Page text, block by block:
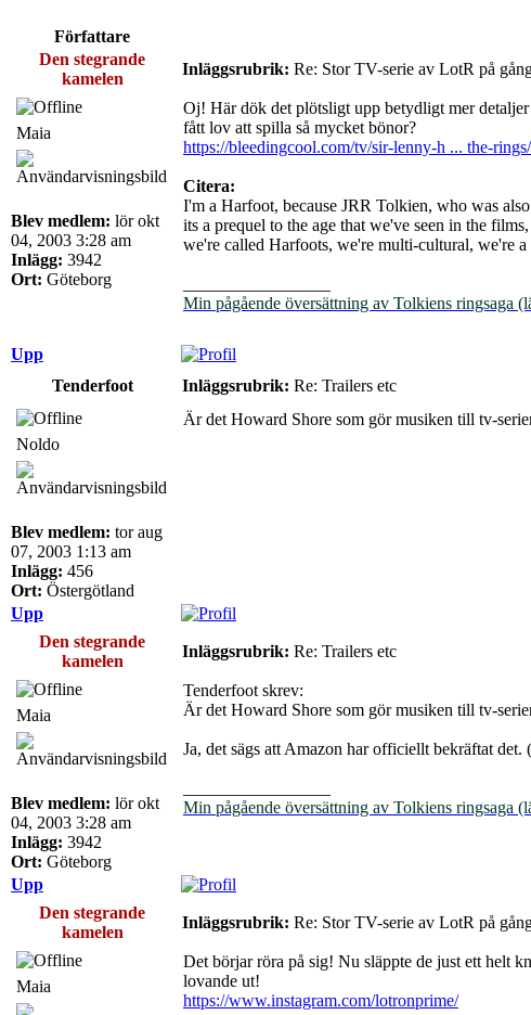
Författare
Den stegrande
kamelen
Inläggsrubrik: Re: Stor TV-serie av LotR på
Maia
Blev medlem: lör okt
04, 2003 3:28 am
Inlägg: 3942
Ort: Göteborg
Oj! Här dök det plötsligt upp betydligt mer
fått lov att spilla så mycket bönor?
https://bleedingcool.com/tv/sir-lenny-h ... the-rings/
Citera:
I'm a Harfoot, because JRR Tolkien, who was
its a prequel to the age that we've seen in the
we're called Harfoots, we're multi-cultural, we're
Min pågående översättning av Tolkiens ringsaga
Upp
Tenderfoot
Inläggsrubrik: Re: Trailers etc
Noldo
Blev medlem: tor aug
07, 2003 1:13 am
Inlägg: 456
Ort: Östergötland
Är det Howard Shore som gör musiken till tv-
Upp
Den stegrande
kamelen
Inläggsrubrik: Re: Trailers etc
Maia
Blev medlem: lör okt
04, 2003 3:28 am
Inlägg: 3942
Ort: Göteborg
Tenderfoot skrev:
Är det Howard Shore som gör musiken till tv-
Ja, det sägs att Amazon har officiellt bekräftat
Min pågående översättning av Tolkiens ringsaga
Upp
Den stegrande
kamelen
Inläggsrubrik: Re: Stor TV-serie av LotR på
Maia
Det börjar röra på sig! Nu släppte de just ett helt
lovande ut!
https://www.instagram.com/lotronprime/